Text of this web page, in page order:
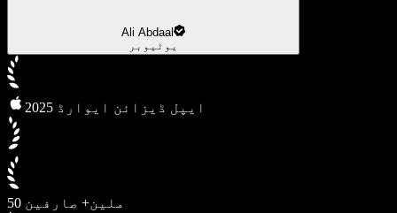
Ali Abdaal
یوٹیوبر
2025 ایپل ڈیزائن ایوارڈ
50 ملین+ صارفین